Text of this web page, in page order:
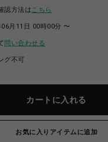
認方法は こちら
月11日 00時00分 〜
問い合わせる
グ不可
カートに入れる
お気に入りアイテムに追加